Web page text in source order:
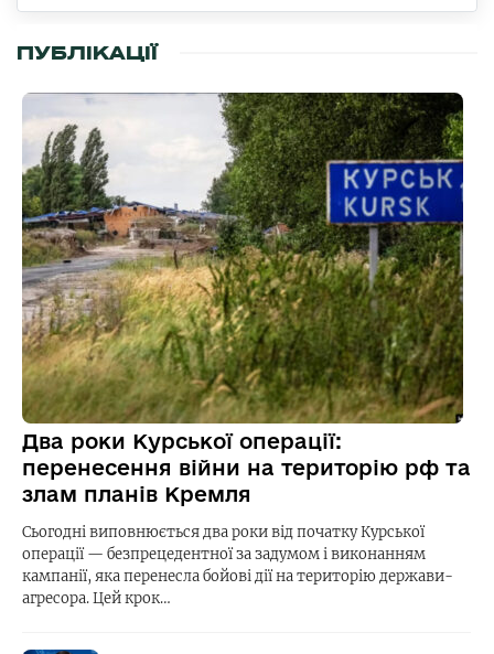
ПУБЛІКАЦІЇ
Два роки Курської операції:
перенесення війни на територію рф та
злам планів Кремля
Сьогодні виповнюється два роки від початку Курської
операції — безпрецедентної за задумом і виконанням
кампанії, яка перенесла бойові дії на територію держави-
агресора. Цей крок…